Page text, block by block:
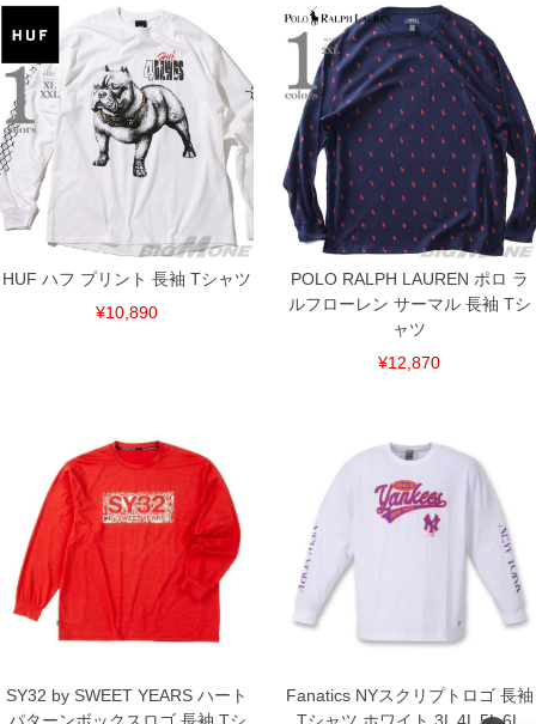
5L/150/82/150/62/63
6L/160/84/160/64/64
単位はcm
※【返品交換について】
返品交換希望の方は、商品到着後1週間以内にご連絡ください。
下着(肌着)やワイシャツは商品の性質上、返品交換不可とさせて頂いております。予め
ご了承くださいませ。
※【ボトムの裾上げをご希望の場合】
裾上げ料金は500円+税となります。
備考欄に股下●cmとご記入下さい。（裾上げ無料対象商品は1本につき税込6,000円以
上の品が対象。1本5,999円以下の商品は有料（500円+税）となります。）
出荷まで約1週間～20日間程お時間を頂く場合がございます。
尚、裾上げした商品は返品・交換不可となりますので、予めご了承下さい。
一部、お直しに対応出来ない商品がございます。(例：裾にファスナーや調節ひもが付
いている、極端なデザインが施されている等)
ンピュータ画面）によって、商品の色味が若干異なる場合がございます。予めご了承
す。そのようなことがない様最大限に努めておりますが、もしあった場合速やかにご
連絡させて頂きますので予めご了承ください。
DETAIL
HUF ハフ プリント 長袖 Tシャツ
¥10,890
POLO RALPH LAUREN ポロ ラ
ルフローレン サーマル 長袖 Tシ
ャツ
¥12,870
SY32 by SWEET YEARS ハート
Fanatics NYスクリプトロゴ 長袖